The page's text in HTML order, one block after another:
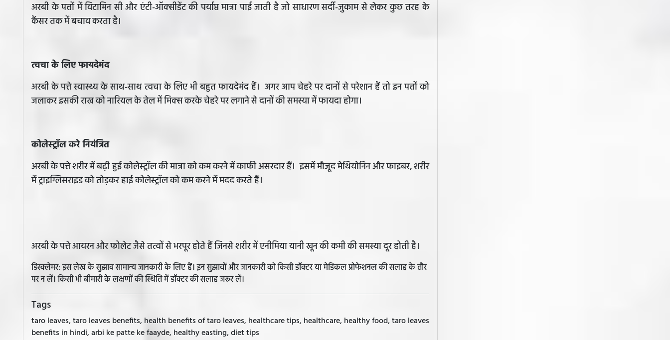
अरबी के पत्तों में विटामिन सी और एंटी-ऑक्सीडेंट की पर्याप्त मात्रा पाई जाती है जो साधारण सर्दी-जुकाम से लेकर कुछ तरह के
कैंसर तक में बचाव करता है।
त्वचा के लिए फायदेमंद
अरबी के पत्ते स्वास्थ्य के साथ-साथ त्वचा के लिए भी बहुत फायदेमंद हैं। अगर आप चेहरे पर दानों से परेशान हैं तो इन पत्तों को
जलाकर इसकी राख को नारियल के तेल में मिक्स करके चेहरे पर लगाने से दानों की समस्या में फायदा होगा।
कोलेस्ट्रॉल करे नियंत्रित
अरबी के पत्ते शरीर में बढ़ी हुई कोलेस्ट्रॉल की मात्रा को कम करने में काफी असरदार हैं। इसमें मौजूद मेथियोनिन और फाइबर, शरीर
में ट्राइग्लिसराइड को तोड़कर हाई कोलेस्ट्रॉल को कम करने में मदद करते हैं।
अरबी के पत्ते आयरन और फोलेट जैसे तत्वों से भरपूर होते हैं जिनसे शरीर में एनीमिया यानी खून की कमी की समस्या दूर होती है।
डिस्क्लेमर: इस लेख के सुझाव सामान्य जानकारी के लिए हैं। इन सुझावों और जानकारी को किसी डॉक्टर या मेडिकल प्रोफेशनल की सलाह के तौर
पर न लें। किसी भी बीमारी के लक्षणों की स्थिति में डॉक्टर की सलाह जरूर लें।
Tags
taro leaves, taro leaves benefits, health benefits of taro leaves, healthcare tips, healthcare, healthy food, taro leaves
benefits in hindi, arbi ke patte ke faayde, healthy easting, diet tips